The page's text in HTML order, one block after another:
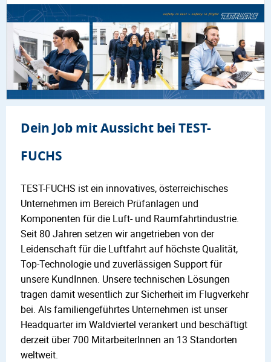
Dein Job mit Aussicht bei TEST-
FUCHS
TEST-FUCHS ist ein innovatives, österreichisches
Unternehmen im Bereich Prüfanlagen und
Komponenten für die Luft- und Raumfahrtindustrie.
Seit 80 Jahren setzen wir angetrieben von der
Leidenschaft für die Luftfahrt auf höchste Qualität,
Top-Technologie und zuverlässigen Support für
unsere KundInnen. Unsere technischen Lösungen
tragen damit wesentlich zur Sicherheit im Flugverkehr
bei. Als familiengeführtes Unternehmen ist unser
Headquarter im Waldviertel verankert und beschäftigt
derzeit über 700 MitarbeiterInnen an 13 Standorten
weltweit.